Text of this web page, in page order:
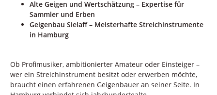
Alte Geigen und Wertschätzung – Expertise für
Sammler und Erben
Geigenbau Sielaff – Meisterhafte Streichinstrumente
in Hamburg
Ob Profimusiker, ambitionierter Amateur oder Einsteiger –
wer ein Streichinstrument besitzt oder erwerben möchte,
braucht einen erfahrenen Geigenbauer an seiner Seite. In